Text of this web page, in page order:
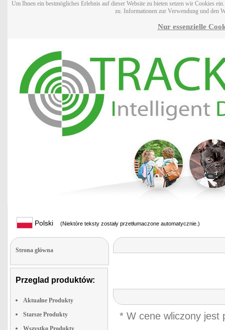
Um Ihnen ein bestmögliches Erlebnis auf dieser Website zu bieten setzen wir Cookies
zu. Informationen zur Verwendung und den
Nur essenzielle
Polski (Niektóre teksty zostały przetłumaczone automatycznie.)
Strona glówna
Przeglad produktów:
Aktualne Produkty
Starsze Produkty
Wszystko Produkty
* W cene wliczony jest